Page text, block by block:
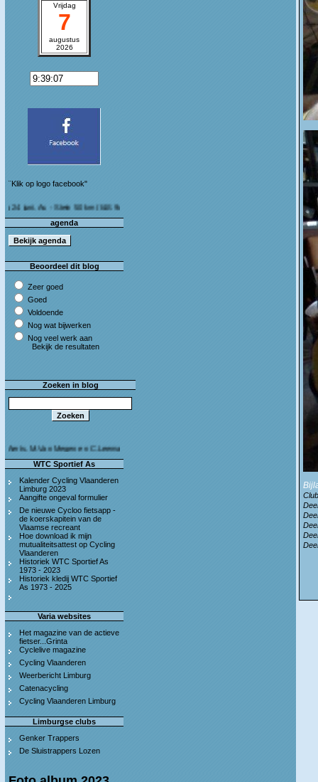
Vrijdag
7
augustus
2026
¨Klik op logo facebook"
As - Stein 50 km (I&S 9u - 10u30) Café Bij die van ons As
agenda
Beoordeel dit blog
Zeer goed
Goed
Voldoende
Nog wat bijwerken
Nog veel werk aan
Bekijk de resultaten
Zoeken in blog
Megen en C.Leeman - Van harte proficiat!
WTC Sportief As
Kalender Cycling Vlaanderen
Limburg 2023
Aangifte ongeval formulier
De nieuwe Cycloo fietsapp -
de koerskapitein van de
Vlaamse recreant
Hoe download ik mijn
mutualiteitsattest op Cycling
Vlaanderen
Historiek WTC Sportief As
1973 - 2023
Historiek kledij WTC Sportief
As 1973 - 2025
Varia websites
Het magazine van de actieve
fietser...Grinta
Cyclelive magazine
Cycling Vlaanderen
Weerbericht Limburg
Catenacycling
Cycling Vlaanderen Limburg
Limburgse clubs
Genker Trappers
De Sluistrappers Lozen